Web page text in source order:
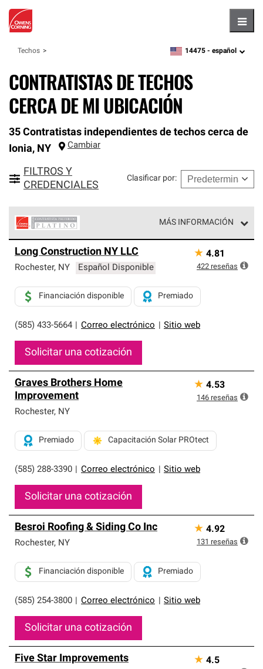
Techos zipcode, language
14475 - español
CONTRATISTAS DE TECHOS
CERCA DE MI UBICACIÓN
35 Contratistas independientes de techos cerca de
Ionia, NY Cambiar
FILTROS Y
CREDENCIALES
Clasificar por:
MÁS INFORMACIÓN
Corning constituyen el nivel superior de nuestra red
exclusiva y cumplen con estándares estrictos de
Solo ellos pueden ofrecer nuestra mejor garantía de
sistemas de techos.
Long Construction NY LLC
Rochester, NY Español Disponible
(585) 433-5664 Correo electrónico Sitio web
Financiación disponible Premiado
Solicitar una cotización
★ 4.81
422 reseñas
Graves Brothers Home
Improvement
Rochester, NY
(585) 288-3390 Correo electrónico Sitio web
Premiado Capacitación Solar PROtect
Solicitar una cotización
★ 4.53
146 reseñas
Besroi Roofing & Siding Co Inc
Rochester, NY
(585) 254-3800 Correo electrónico Sitio web
Financiación disponible Premiado
Solicitar una cotización
★ 4.92
131 reseñas
Five Star Improvements ★ 4.5